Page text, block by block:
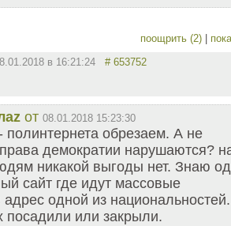
поощрить (2)
в 16:21:24 # 653752
от 08.01.2018 15:23:30
полинтернета обрезаем. А не
демократии нарушаются?
никакой выгоды нет. Знаю
сайт где идут массовые
адрес одной из национальностей.
посадили или закрыли.